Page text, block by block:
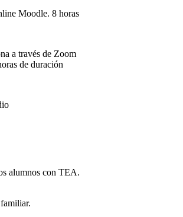
Moodle. 8 horas
a través de Zoom
de duración
alumnos con TEA.